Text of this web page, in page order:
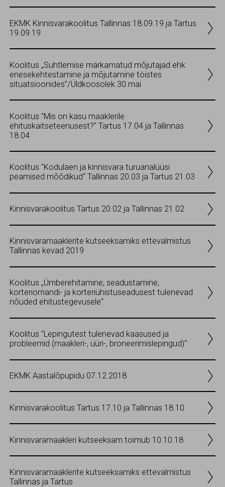
EKMK Kinnisvarakoolitus Tallinnas 18.09.19 ja Tartus
19.09.19
Koolitus „Suhtlemise märkamatud mõjutajad ehk
enesekehtestamine ja mõjutamine töistes
situatsioonides”/Üldkoosolek 30.mai
Koolitus "Mis on kasu maaklerile
ehituskaitseteenusest?" Tartus 17.04 ja Tallinnas
18.04
Koolitus "Kodulaen ja kinnisvara turuanalüüsi
peamised mõõdikud“ Tallinnas 20.03 ja Tartus 21.03
Kinnisvarakoolitus Tartus 20.02 ja Tallinnas 21.02
Kinnisvaramaaklerite kutseeksamiks ettevalmistus
Tallinnas kevad 2019
Koolitus „Ümberehitamine, seadustamine,
korteriomandi- ja korteriühistuseadusest tulenevad
nõuded ehitustegevusele“
Koolitus "Lepingutest tulenevad kaasused ja
probleemid (maakleri-, üüri-, broneerimislepingud)“
EKMK Aastalõpupidu 07.12.2018
Kinnisvarakoolitus Tartus 17.10 ja Tallinnas 18.10
Kinnisvaramaakleri kutseeksam toimub 10.10.18
Kinnisvaramaaklerite kutseeksamiks ettevalmistus
Tallinnas ja Tartus